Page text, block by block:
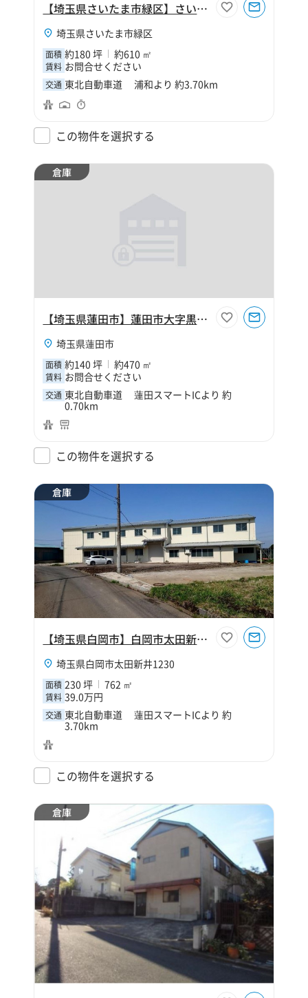
【埼玉県さいたま市緑区】さいたま市緑区大字寺山190坪倉庫
埼玉県さいたま市緑区
面積 約180 坪 約610 ㎡
賃料 お問合せください
交通 東北自動車道 浦和より 約3.70km
この物件を選択する
倉庫
【埼玉県蓮田市】蓮田市大字黒浜140坪倉庫
埼玉県蓮田市
面積 約140 坪 約470 ㎡
賃料 お問合せください
交通 東北自動車道 蓮田スマートICより 約
0.70km
この物件を選択する
倉庫
【埼玉県白岡市】白岡市太田新井230坪倉庫
埼玉県白岡市太田新井1230
面積 230 坪 762 ㎡
賃料 39.0万円
交通 東北自動車道 蓮田スマートICより 約
3.70km
この物件を選択する
倉庫